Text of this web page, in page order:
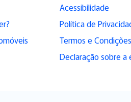
Acessibilidade
Política de
Termos e Condições
Declaração sobre